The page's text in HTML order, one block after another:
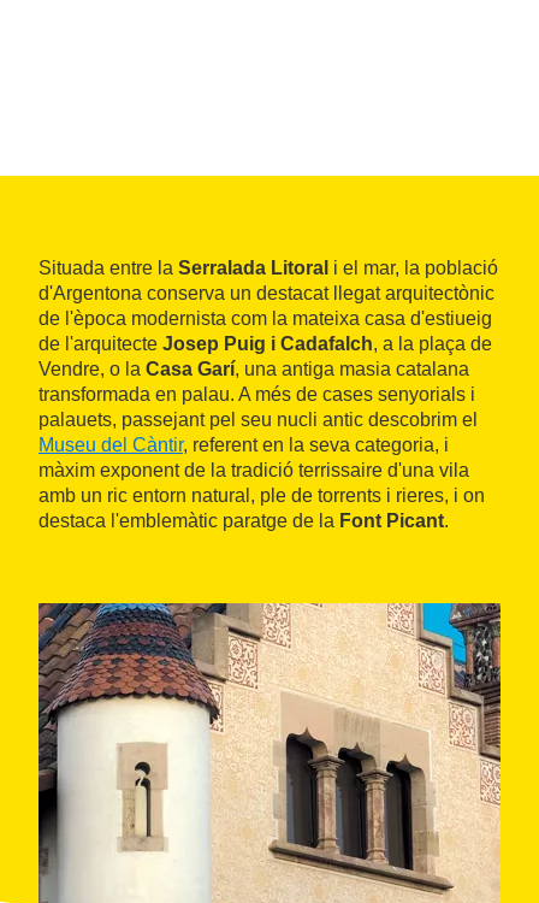
Situada entre la Serralada Litoral i el mar, la població
d'Argentona conserva un destacat llegat arquitectònic
de l'època modernista com la mateixa casa d'estiueig
de l'arquitecte Josep Puig i Cadafalch, a la plaça de
Vendre, o la Casa Garí, una antiga masia catalana
transformada en palau. A més de cases senyorials i
palauets, passejant pel seu nucli antic descobrim el
Museu del Càntir, referent en la seva categoria, i
màxim exponent de la tradició terrissaire d'una vila
amb un ric entorn natural, ple de torrents i rieres, i on
destaca l'emblemàtic paratge de la Font Picant.